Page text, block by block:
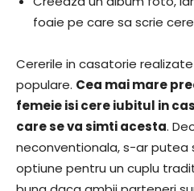
foaie pe care sa scrie
Cererile in casatorie
populare. Cea mai mare
femeie isi cere iubitul in
care se va simti acesta.
neconventionala, s-ar putea
optiune pentru un cuplu